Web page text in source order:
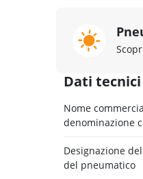
Dati tecnici
Nome
denominazione
Designazione
del pneumatico